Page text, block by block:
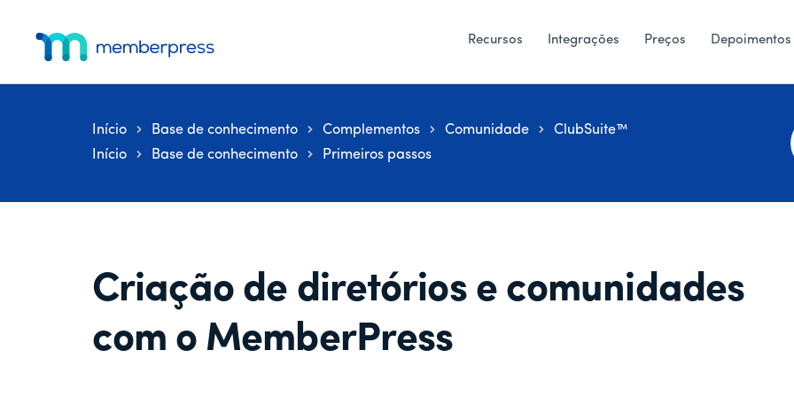
adicional
Recursos Integrações Preços Depoimentos
e
Início Base de conhecimento Complementos Comunidade
ClubSuite™
Início
Base de conhecimento Primeiros passos
Criação de diretórios e comunidades
com o MemberPress